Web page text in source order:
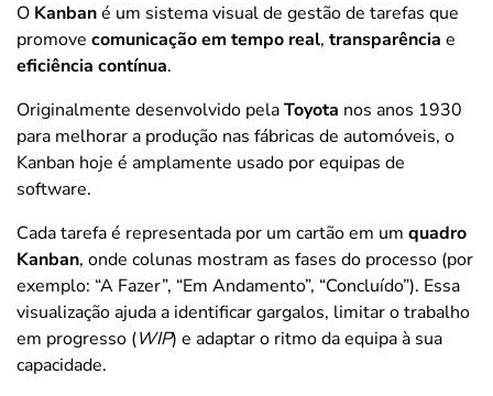
O Kanbané um sistema visual de gestão de tarefas que
promove comunicação em tempo real, transparência e
eficiência contínua.
Originalmente desenvolvido pelaToyota nos anos 1930
para melhorar a produção nas fábricas de automóveis, o
Kanban hoje é amplamente usado por equipas de
software.
Cada tarefa é representada por um cartão em um quadro
Kanban, onde colunas mostram as fases do processo (por
exemplo: “A Fazer”, “Em Andamento”, “Concluído”). Essa
visualização ajuda a identificar gargalos, limitar o trabalho
em progresso (WIP) e adaptar o ritmo da equipa à sua
capacidade.